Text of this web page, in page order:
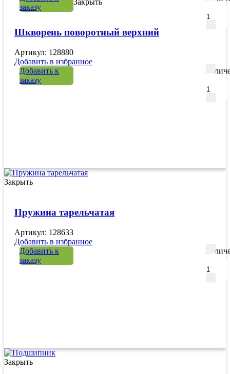
заказу
Закрыть
Шкворень поворотный верхний
Артикул: 128880
Добавить в избранное
Добавить к
заказу
Закрыть
Пружина тарельчатая
Артикул: 128633
Добавить в избранное
Добавить к
заказу
Закрыть